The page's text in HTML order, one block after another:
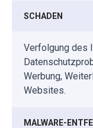
SCHADEN
Verfolgung des
Werbung,
Websites.
MALWARE-